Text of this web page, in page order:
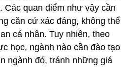
Các quan điểm như vậy cần
căn cứ xác đáng, không thể
cá nhân. Tuy nhiên, theo
học, ngành nào cần đào tạo
ngành đó, tránh những giá